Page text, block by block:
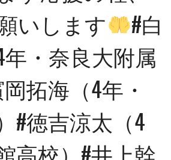
いします
#白
・奈良大附属
拓海（4年・
#徳吉涼太（4
高校）#井上幹